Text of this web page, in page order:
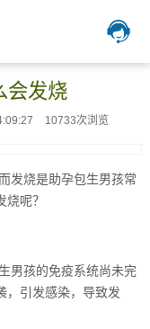
会发烧
10733次浏览
发烧是助孕包生男孩常
呢？
男孩的免疫系统尚未完
，引发感染，导致发